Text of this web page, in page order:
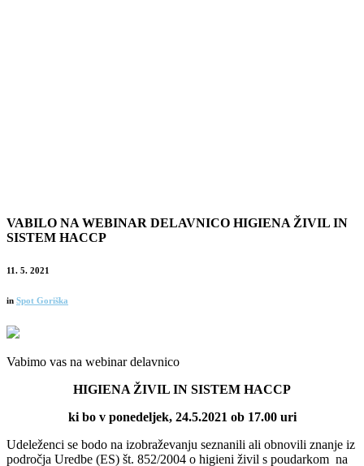
VABILO NA WEBINAR DELAVNICO HIGIENA ŽIVIL IN
SISTEM HACCP
11. 5. 2021
in Spot Goriška
Vabimo vas na webinar delavnico
HIGIENA ŽIVIL IN SISTEM HACCP
ki bo v ponedeljek, 24.5.2021 ob 17.00 uri
Udeleženci se bodo na izobraževanju seznanili ali obnovili znanje iz
področja Uredbe (ES) št. 852/2004 o higieni živil s poudarkom na